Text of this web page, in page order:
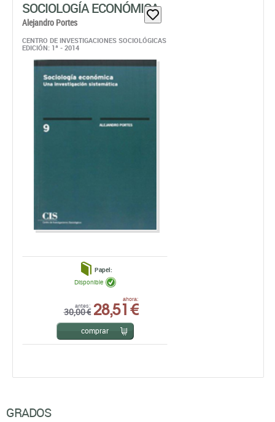
SOCIOLOGÍA ECONÓMICA
Alejandro Portes
CENTRO DE INVESTIGACIONES SOCIOLÓGICAS
EDICIÓN: 1ª - 2014
Papel:
antes:
30,00 €
ahora:
28,51 €
Disponible
comprar
GRADOS